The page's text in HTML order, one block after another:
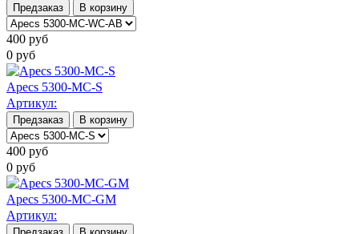
Предзаказ В корзину
400 руб
0 руб
Apecs 5300-MC-S
Артикул:
Предзаказ В корзину
400 руб
0 руб
Apecs 5300-MC-GM
Артикул: